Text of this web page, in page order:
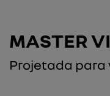
MASTER
Projetada para